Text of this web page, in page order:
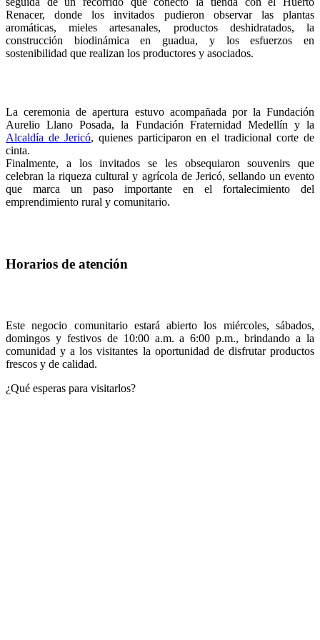
Renacer, donde los invitados pudieron observar las plantas
aromáticas, mieles artesanales, productos deshidratados, la
construcción biodinámica en guadua, y los esfuerzos en
sostenibilidad que realizan los productores y asociados.
La ceremonia de apertura estuvo acompañada por la Fundación
Aurelio Llano Posada, la Fundación Fraternidad Medellín y la
Alcaldía de Jericó, quienes participaron en el tradicional corte de
cinta.
Finalmente, a los invitados se les obsequiaron souvenirs que
celebran la riqueza cultural y agrícola de Jericó, sellando un evento
que marca un paso importante en el fortalecimiento del
emprendimiento rural y comunitario.
Horarios de atención
Este negocio comunitario estará abierto los miércoles, sábados,
domingos y festivos de 10:00 a.m. a 6:00 p.m., brindando a la
comunidad y a los visitantes la oportunidad de disfrutar productos
frescos y de calidad.
¿Qué esperas para visitarlos?